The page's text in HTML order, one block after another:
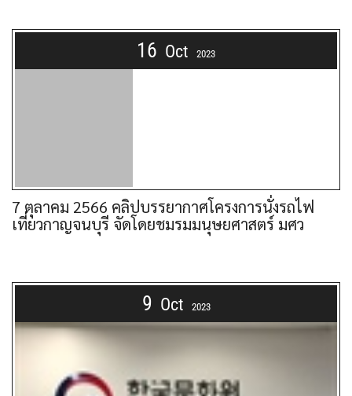
16 Oct 2023
7 ตุลาคม 2566 คลิปบรรยากาศโครงการนั่งรถไฟ
เที่ยวกาญจนบุรี จัดโดยชมรมมนุษยศาสตร์ มศว
9 Oct 2023